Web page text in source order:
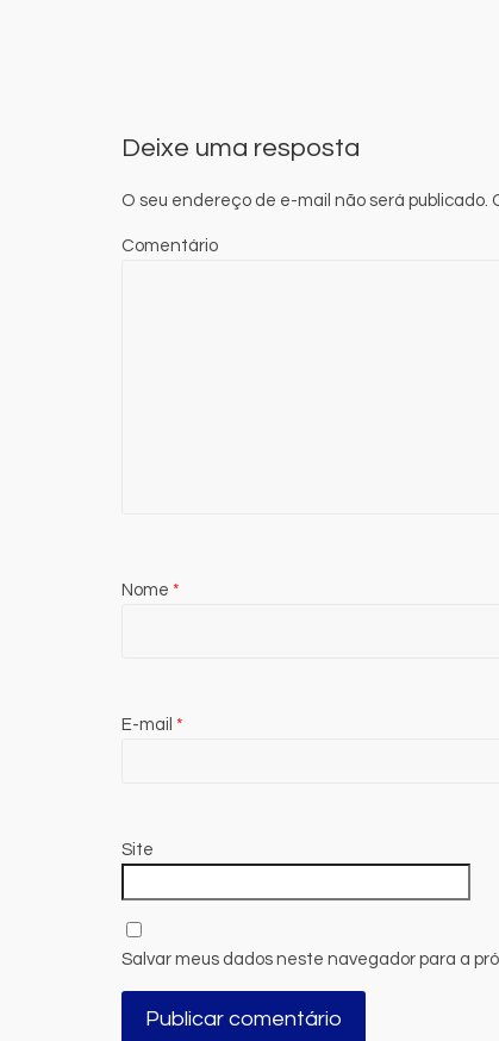
Deixe uma resposta
O seu endereço de e-mail não será publicado.
Comentário
Nome *
E-mail *
Site
Salvar meus dados neste navegador para a